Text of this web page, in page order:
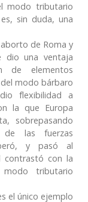
modo tributario
sin duda, una
de Roma y
dio una ventaja
de elementos
modo bárbaro
flexibilidad a
la que Europa
sobrepasando
de las fuerzas
y pasó al
contrastó con la
tributario
el único ejemplo